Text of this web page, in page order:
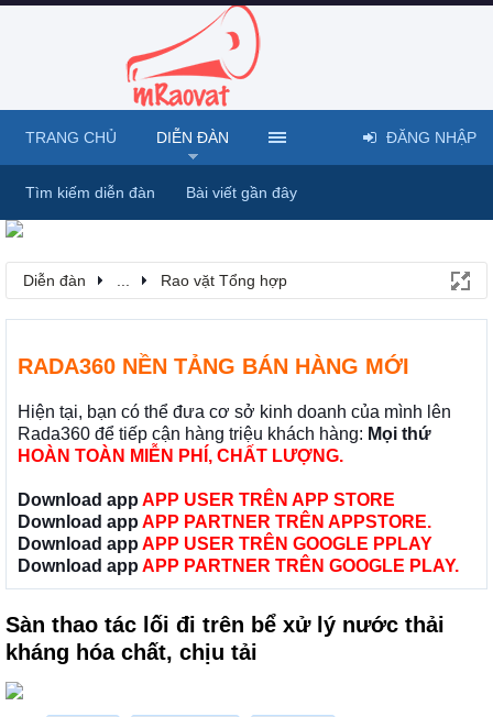
Diễn đàn Rao vặt Tổng hợp
RADA360 NỀN TẢNG BÁN HÀNG MỚI
Hiện tại, bạn có thể đưa cơ sở kinh doanh của mình lên
Rada360 để tiếp cận hàng triệu khách hàng: Mọi thứ
HOÀN TOÀN MIỄN PHÍ, CHẤT LƯỢNG.
Download app APP USER TRÊN APP STORE
Download app APP PARTNER TRÊN APPSTORE.
Download app APP USER TRÊN GOOGLE PPLAY
Download app APP PARTNER TRÊN GOOGLE PLAY.
Sàn thao tác lối đi trên bể xử lý nước thải
kháng hóa chất, chịu tải
TRANG CHỦ DIỄN ĐÀN
Tìm kiếm diễn đàn Bài viết gần đây
ĐĂNG NHẬP